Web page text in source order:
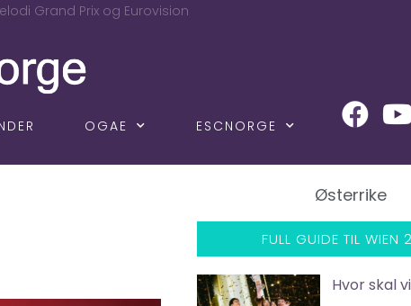
Grand Prix og Eurovision
OGAE ESCNORGE
Østerrike
FULL GUIDE TIL WIEN
Hvor skal